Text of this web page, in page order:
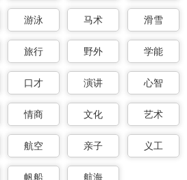
游泳 马术 滑雪
旅行 野外 学能
口才 演讲 心智
情商 文化 艺术
航空 亲子 义工
帆船 航海